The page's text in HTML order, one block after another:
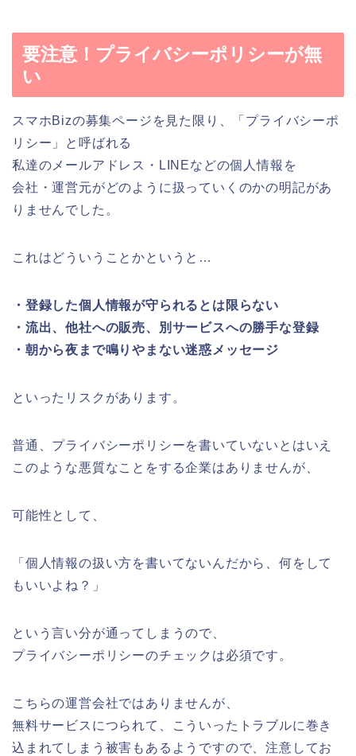
要注意！プライバシーポリシーが無
い
スマホBizの募集ページを見た限り、「プライバシーポ
リシー」と呼ばれる
私達のメールアドレス・LINEなどの個人情報を
会社・運営元がどのように扱っていくのかの明記があ
りませんでした。
これはどういうことかというと…
・登録した個人情報が守られるとは限らない
・流出、他社への販売、別サービスへの勝手な登録
・朝から夜まで鳴りやまない迷惑メッセージ
といったリスクがあります。
普通、プライバシーポリシーを書いていないとはいえ
このような悪質なことをする企業はありませんが、
可能性として、
「個人情報の扱い方を書いてないんだから、何をして
もいいよね？」
という言い分が通ってしまうので、
プライバシーポリシーのチェックは必須です。
こちらの運営会社ではありませんが、
無料サービスにつられて、こういったトラブルに巻き
込まれてしまう被害もあるようですので、注意してお